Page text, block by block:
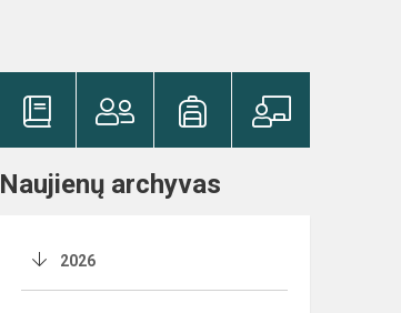
Naujienų archyvas
2026